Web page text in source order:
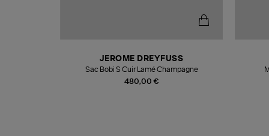
480,00 €
JEROME DREYFUSS
Sac Bobi S Cuir Lamé Champagne